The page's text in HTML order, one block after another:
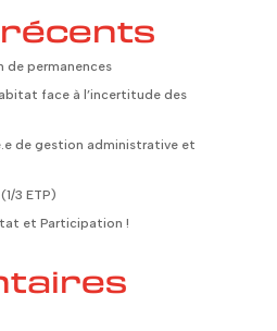
de permanences
face à l’incertitude des
de gestion administrative et
3 ETP)
et Participation !